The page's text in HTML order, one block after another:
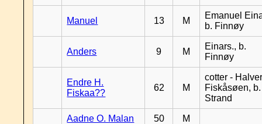
Manuel 13 M
Emanuel
b. Finnøy
Anders 9 M
Einars., b.
Finnøy
Endre H.
Fiskaa??
62 M
cotter -
Fiskåsøen, b.
Strand
Aadne O. Malan 50 M